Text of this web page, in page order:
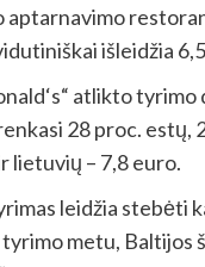
išleidžia
atlikto
28 proc. estų,
lietuvių – 7,8 euro.
leidžia
metu, Baltijos